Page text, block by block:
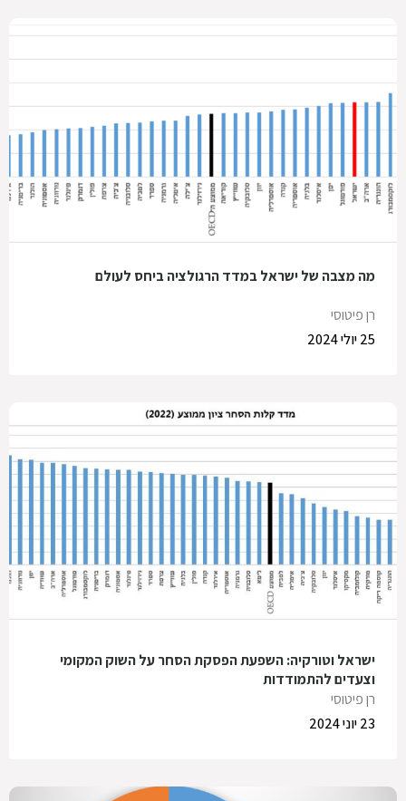
מה מצבה של ישראל במדד הרגולציה ביחס לעולם
רן פיטוסי
25 יולי 2024
ישראל וטורקיה: השפעת הפסקת הסחר על השוק המקומי
וצעדים להתמודדות
רן פיטוסי
23 יוני 2024